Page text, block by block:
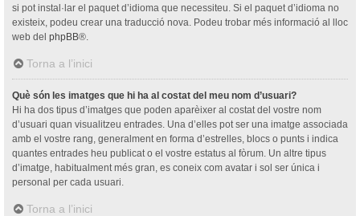
si pot instal·lar el paquet d’idioma que necessiteu. Si el paquet d’idioma no
existeix, podeu crear una traducció nova. Podeu trobar més informació al lloc
web del phpBB®.
Torna a l’inici
Què són les imatges que hi ha al costat del meu nom d’usuari?
Hi ha dos tipus d’imatges que poden aparèixer al costat del vostre nom
d’usuari quan visualitzeu entrades. Una d’elles pot ser una imatge associada
amb el vostre rang, generalment en forma d’estrelles, blocs o punts i indica
quantes entrades heu publicat o el vostre estatus al fòrum. Un altre tipus
d’imatge, habitualment més gran, es coneix com avatar i sol ser única i
personal per cada usuari.
Torna a l’inici